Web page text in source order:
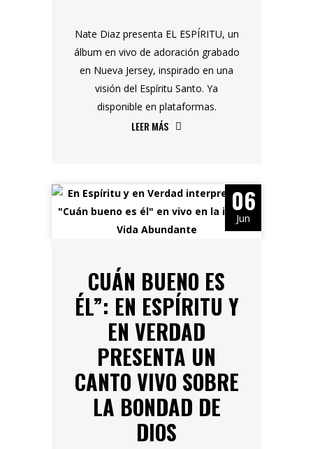
Nate Diaz presenta EL ESPÍRITU, un
álbum en vivo de adoración grabado
en Nueva Jersey, inspirado en una
visión del Espíritu Santo. Ya
disponible en plataformas.
LEER MÁS
06
Jun
CUÁN BUENO ES
ÉL”: EN ESPÍRITU Y
EN VERDAD
PRESENTA UN
CANTO VIVO SOBRE
LA BONDAD DE
DIOS